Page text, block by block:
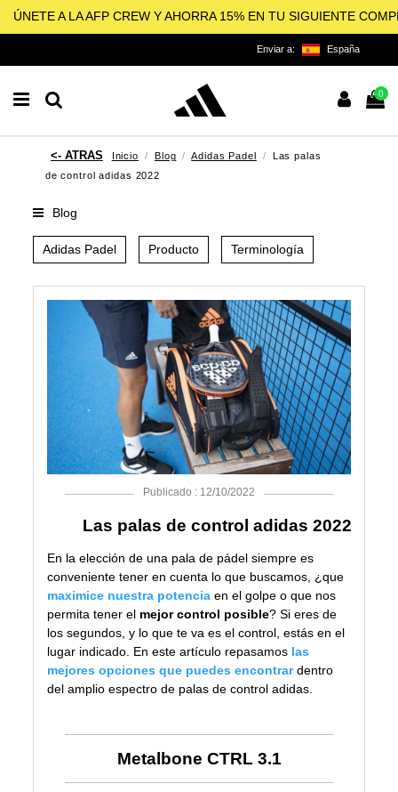
ÚNETE A LA AFP CREW Y AHORRA 15% EN TU SIGUIENTE
Enviar a: España
0
Inicio Blog Adidas Padel
Las palas
de control adidas 2022
Blog
Adidas Padel Producto Terminología
Publicado : 12/10/2022
Las palas de control adidas 2022
En la elección de una pala de pádel siempre es
conveniente tener en cuenta lo que buscamos, ¿que
maximice nuestra potencia en el golpe o que nos
permita tener el mejor control posible? Si eres de
los segundos, y lo que te va es el control, estás en el
lugar indicado. En este artículo repasamos las
mejores opciones que puedes encontrardentro
del amplio espectro de palas de control adidas.
Metalbone CTRL 3.1